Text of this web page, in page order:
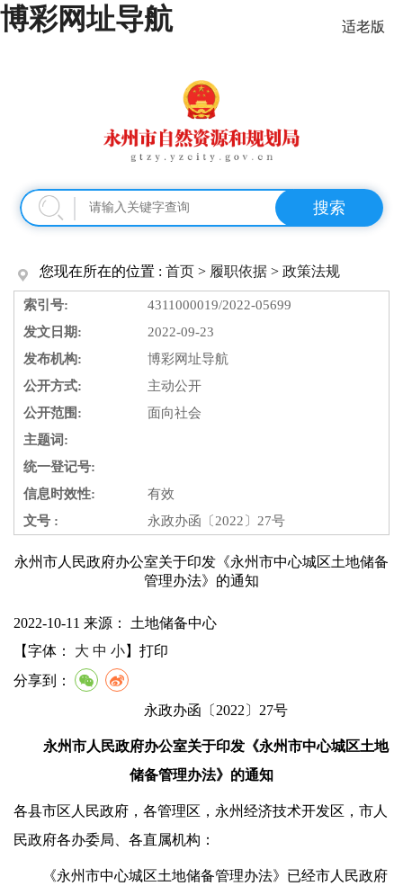
博彩网址导航 适老版
搜索
您现在所在的位置 : 首页 > 履职依据 > 政策法规
索引号:
4311000019/2022-05699
发文日期:
2022-09-23
发布机构:
博彩网址导航
公开方式:
主动公开
公开范围:
面向社会
主题词:
统一登记号:
信息时效性:
有效
文号 :
永政办函〔2022〕27号
永州市人民政府办公室关于印发《永州市中心城区土地储备
管理办法》的通知
2022-10-11 来源： 土地储备中心
【字体：
大 中 小】 打印
分享到：
永政办函〔2022〕27号
永州市人民政府办公室关于印发《永州市中心城区土地
储备管理办法》的通知
各县市区人民政府，各管理区，永州经济技术开发区，市人
民政府各办委局、各直属机构：
《永州市中心城区土地储备管理办法》已经市人民政府